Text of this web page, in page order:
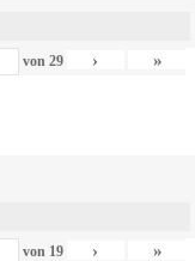
von 29 › »
von 19 › »